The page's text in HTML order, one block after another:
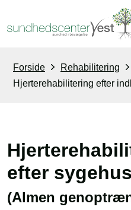
Forside Rehabilitering
Hjerterehabilitering efter
efter
(Almen